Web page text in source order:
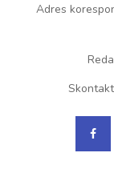
Adres